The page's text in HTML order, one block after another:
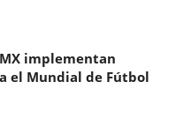
implementan
el Mundial de Fútbol